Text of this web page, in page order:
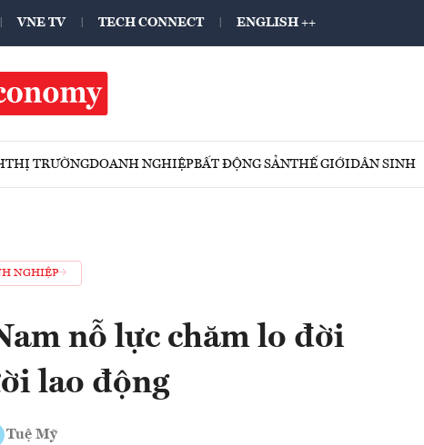
VNE TV TECH CONNECT ENGLISH ++
THỊ TRƯỜNGDOANH NGHIỆPBẤT ĐỘNG SẢNTHẾ GIỚIDÂN SINH
NGHIỆP
nỗ lực chăm lo đời
lao động
Tuệ Mỹ